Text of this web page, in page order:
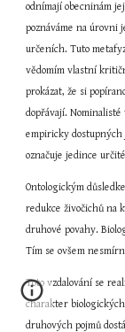
odnímají obecninám
poznáváme na
určeních. Tuto
vědomím vlastní
prokázat, že si
dopřávají.
empiricky dostupných
označuje jedince
Ontologickým
redukce živočichů na
druhové povahy.
Tím se ovšem
Toto vzdalování se
charakter
druhových pojmů